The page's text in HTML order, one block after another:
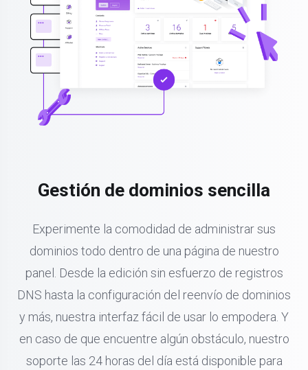
Gestión de dominios sencilla
Experimente la comodidad de administrar sus
dominios todo dentro de una página de nuestro
panel. Desde la edición sin esfuerzo de registros
DNS hasta la configuración del reenvío de dominios
y más, nuestra interfaz fácil de usar lo empodera. Y
en caso de que encuentre algún obstáculo, nuestro
soporte las 24 horas del día está disponible para